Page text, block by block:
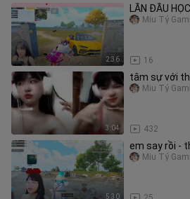
2:36
LẦN ĐẦU
16
Miu Tỷ
3:04
tâm sự với
432
Miu Tỷ
5:30
em say rồi -
Miu Tỷ